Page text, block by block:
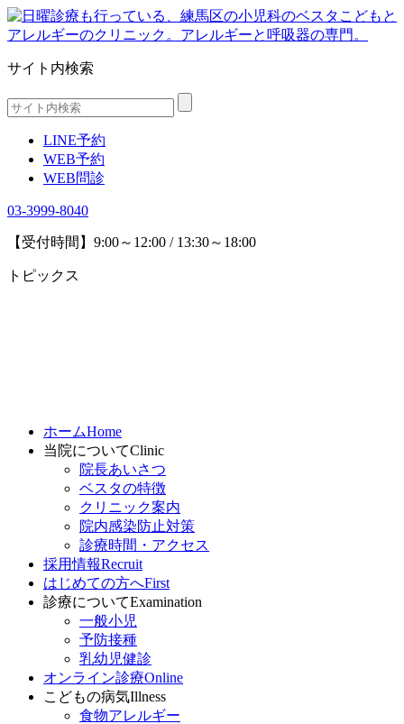
サイト内検索
LINE予約
WEB予約
WEB問診
03-3999-8040
【受付時間】9:00～12:00 / 13:30～18:00
トピックス
ホームHome
当院についてClinic
院長あいさつ
ベスタの特徴
クリニック案内
院内感染防止対策
診療時間・アクセス
採用情報Recruit
はじめての方へFirst
診療についてExamination
一般小児
予防接種
乳幼児健診
オンライン診療Online
こどもの病気Illness
食物アレルギー